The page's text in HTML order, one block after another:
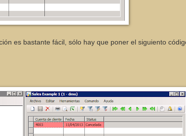
es bastante fácil, sólo hay que poner el siguiento